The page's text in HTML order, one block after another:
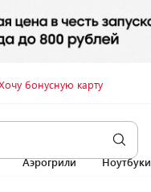
бонусную карту
Аэрогрили Ноутбуки